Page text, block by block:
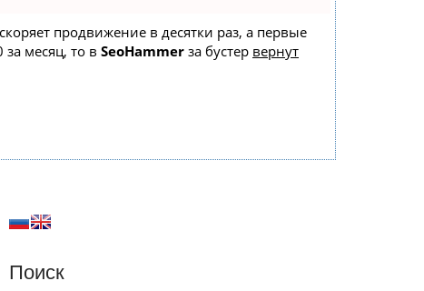
продвижение в десятки раз, а первые
месяц, то в SeoHammer за бустер вернут
Поиск